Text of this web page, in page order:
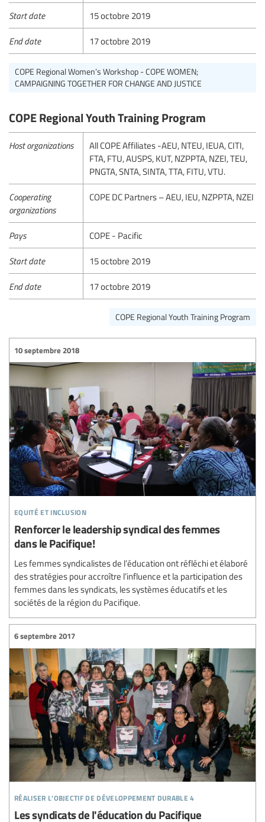
Start date 15 octobre 2019
End date 17 octobre 2019
COPE Regional Women’s Workshop - COPE WOMEN;
CAMPAIGNING TOGETHER FOR CHANGE AND JUSTICE
COPE Regional Youth Training Program
Host organizations
All COPE Affiliates -AEU, NTEU, IEUA, CITI,
FTA, FTU, AUSPS, KUT, NZPPTA, NZEI, TEU,
PNGTA, SNTA, SINTA, TTA, FITU, VTU.
Cooperating
organizations
COPE DC Partners – AEU, IEU, NZPPTA, NZEI
Pays COPE - Pacific
Start date 15 octobre 2019
End date 17 octobre 2019
COPE Regional Youth Training Program
equité et inclusion
10 septembre 2018
Renforcer le leadership syndical des femmes
dans le Pacifique!
Les femmes syndicalistes de l’éducation ont réfléchi et élaboré
des stratégies pour accroître l’influence et la participation des
femmes dans les syndicats, les systèmes éducatifs et les
sociétés de la région du Pacifique.
réaliser l’objectif de développement durable 4
6 septembre 2017
Les syndicats de l'éducation du Pacifique